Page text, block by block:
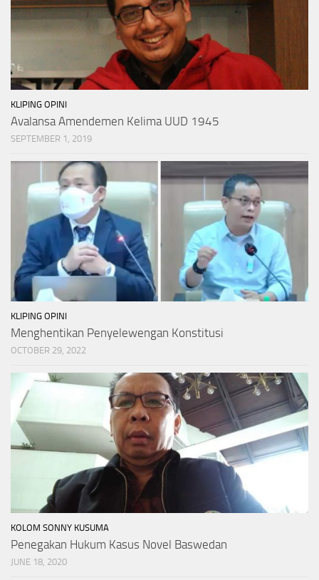
KLIPING OPINI
Avalansa Amendemen Kelima UUD 1945
SEPTEMBER 1, 2019
KLIPING OPINI
Menghentikan Penyelewengan Konstitusi
OCTOBER 29, 2022
KOLOM SONNY KUSUMA
Penegakan Hukum Kasus Novel Baswedan
JUNE 18, 2020